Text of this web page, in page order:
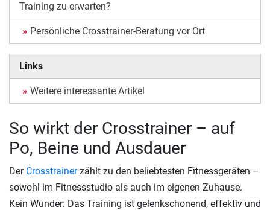
Training zu erwarten?
Persönliche Crosstrainer-Beratung vor Ort
Links
Weitere interessante Artikel
So wirkt der Crosstrainer – auf
Po, Beine und Ausdauer
Der Crosstrainerzählt zu den beliebtesten Fitnessgeräten –
sowohl im Fitnessstudio als auch im eigenen Zuhause.
Kein Wunder: Das Training ist gelenkschonend, effektiv und